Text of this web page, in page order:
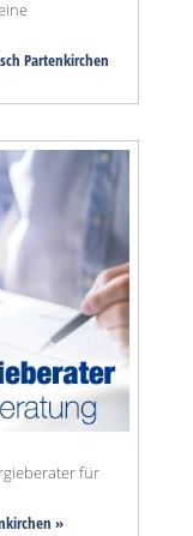
Partenkirchen
für
»